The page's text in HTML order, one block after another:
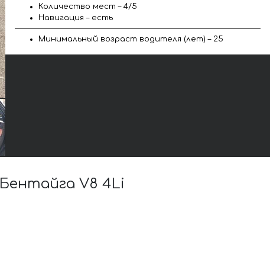
Количество мест – 4/5
Навигация – есть
Минимальный возраст водителя (лет) – 25
V8 4Li